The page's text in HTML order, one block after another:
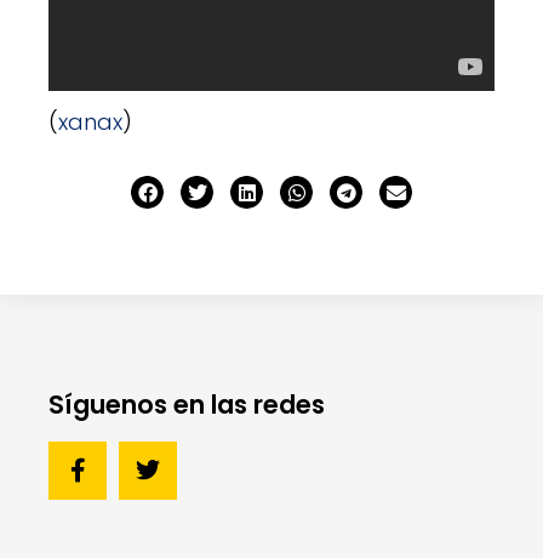
(xanax)
Síguenos en las redes